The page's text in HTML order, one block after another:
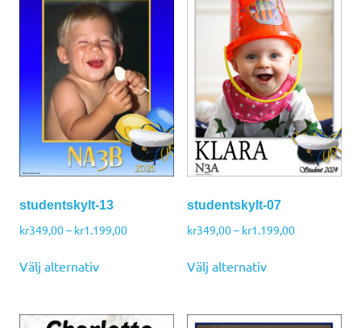
studentskylt-13
kr349,00– kr1.199,00Prisintervall:
Välj alternativhär
har
studentskylt-07
kr349,00– kr1.199,00Prisintervall:
Välj alternativhär
har